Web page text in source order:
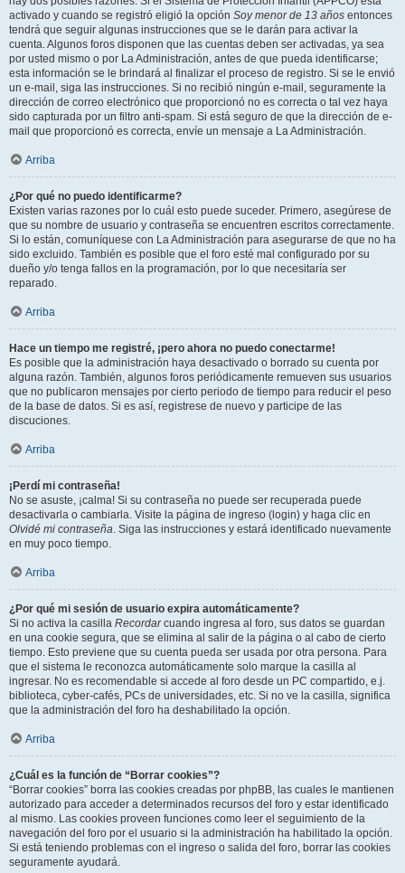
activado y cuando se registró eligió la opción Soy menor de 13 años entonces
tendrá que seguir algunas instrucciones que se le darán para activar la
cuenta. Algunos foros disponen que las cuentas deben ser activadas, ya sea
por usted mismo o por La Administración, antes de que pueda identificarse;
esta información se le brindará al finalizar el proceso de registro. Si se le envió
un e-mail, siga las instrucciones. Si no recibió ningún e-mail, seguramente la
dirección de correo electrónico que proporcionó no es correcta o tal vez haya
sido capturada por un filtro anti-spam. Si está seguro de que la dirección de e-
mail que proporcionó es correcta, envíe un mensaje a La Administración.
Arriba
¿Por qué no puedo identificarme?
Existen varias razones por lo cuál esto puede suceder. Primero, asegúrese de
que su nombre de usuario y contraseña se encuentren escritos correctamente.
Si lo están, comuníquese con La Administración para asegurarse de que no ha
sido excluido. También es posible que el foro esté mal configurado por su
dueño y/o tenga fallos en la programación, por lo que necesitaría ser
reparado.
Arriba
Hace un tiempo me registré, ¡pero ahora no puedo conectarme!
Es posible que la administración haya desactivado o borrado su cuenta por
alguna razón. También, algunos foros periódicamente remueven sus usuarios
que no publicaron mensajes por cierto periodo de tiempo para reducir el peso
de la base de datos. Si es así, registrese de nuevo y participe de las
discuciones.
Arriba
¡Perdí mi contraseña!
No se asuste, ¡calma! Si su contraseña no puede ser recuperada puede
desactivarla o cambiarla. Visite la página de ingreso (login) y haga clic en
Olvidé mi contraseña. Siga las instrucciones y estará identificado nuevamente
en muy poco tiempo.
Arriba
¿Por qué mi sesión de usuario expira automáticamente?
Si no activa la casilla Recordarcuando ingresa al foro, sus datos se guardan
en una cookie segura, que se elimina al salir de la página o al cabo de cierto
tiempo. Esto previene que su cuenta pueda ser usada por otra persona. Para
que el sistema le reconozca automáticamente solo marque la casilla al
ingresar. No es recomendable si accede al foro desde un PC compartido, e.j.
biblioteca, cyber-cafés, PCs de universidades, etc. Si no ve la casilla, significa
que la administración del foro ha deshabilitado la opción.
Arriba
¿Cuál es la función de “Borrar cookies”?
“Borrar cookies” borra las cookies creadas por phpBB, las cuales le mantienen
autorizado para acceder a determinados recursos del foro y estar identificado
al mismo. Las cookies proveen funciones como leer el seguimiento de la
navegación del foro por el usuario si la administración ha habilitado la opción.
Si está teniendo problemas con el ingreso o salida del foro, borrar las cookies
seguramente ayudará.